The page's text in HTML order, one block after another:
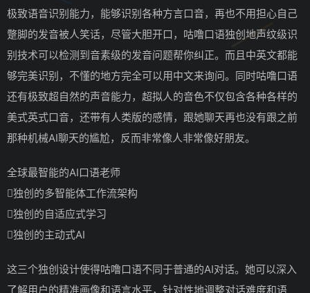
极致语音识别能力，能够识别各种方言口音，再也不用担心自己
蹩脚的发音被人笑话，尽管大胆开口，咕噜口语独创地声纹级识
别技术可以检测到音素级的发音问题帮你纠正。而且中英文都能
够完美识别，不懂的地方完全可以用中文来询问。同时咕噜口语
还有极致超自然的声音能力，超拟人的音色不仅包含各种各样的
美式英式口音，还带有人类版的感情，跟她聊天再也没有跟之前
那种机械AI聊天的尴尬，反而非常像人非常像好朋友。
全球最智能的AI口语老师
独创的多智能体工作流架构
独创的自适应式学习
独创的主动式AI
这三个独创设计使得咕噜口语不同于普通的AI对话。她可以深入
了解用户的精准画像和语言水平，针对性地调整对话难度和语